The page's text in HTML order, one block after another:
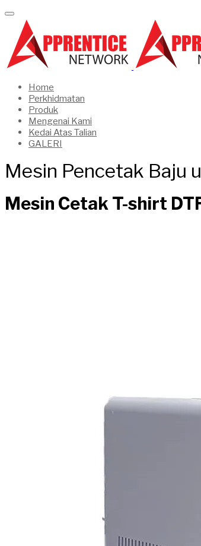
Home
Perkhidmatan
Produk
Mengenai Kami
Kedai Atas Talian
GALERI
Mesin Pencetak Baju
Mesin Cetak T-shirt